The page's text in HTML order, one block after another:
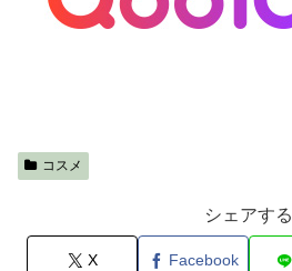
コスメ
シェアする
X Facebook